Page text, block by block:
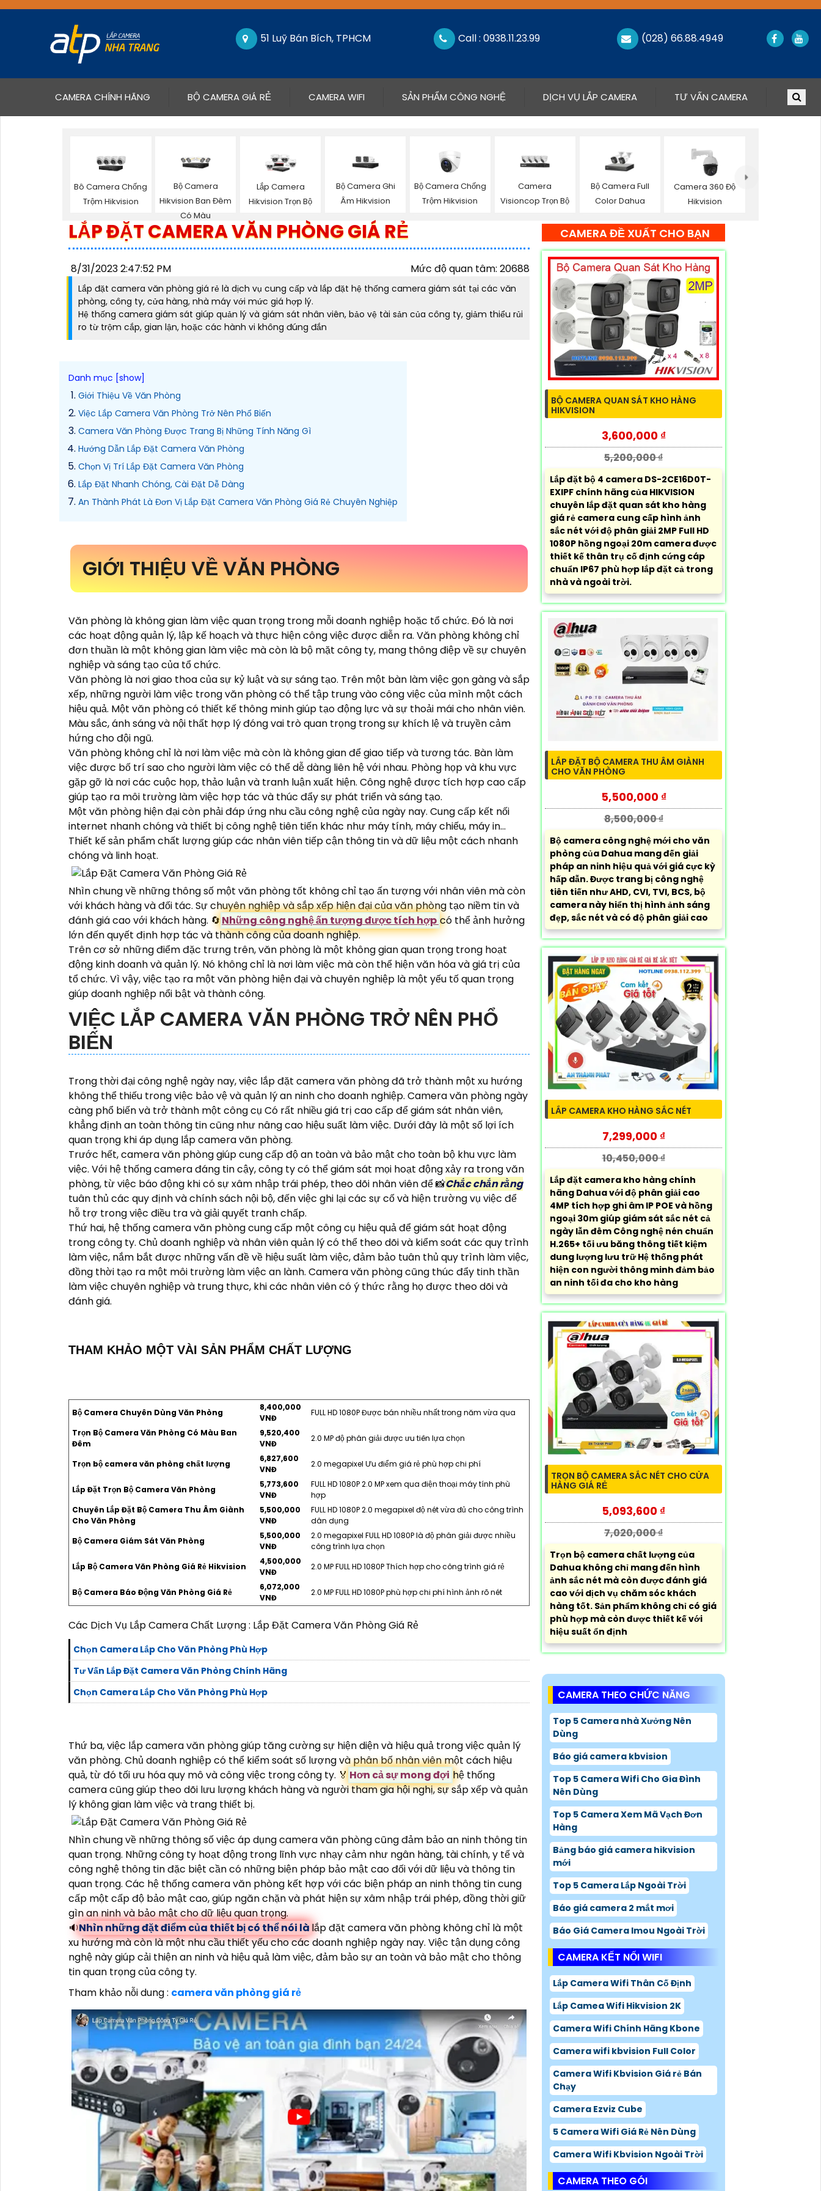
51 Luỹ Bán Bích, TPHCM Call : 0938.11.23.99 (028) 66.88.4949
CAMERA CHÍNH HÃNG(CURRENT)BỘ CAMERA GIÁ RẺ CAMERA WIFI SẢN PHẨM CÔNG NGHỆ DỊCH VỤ LẮP CAMERA TƯ VẤN CAMERA
Bô Camera Chống
Trộm Hikvision
Bộ Camera
Hikvision Ban Đêm
Có Màu
Lắp Camera
Hikvision Trọn Bộ
Bộ Camera Ghi
Âm Hikvision
Bộ Camera Chống
Trộm Hikvision
Camera
Visioncop Trọn Bộ
Bộ Camera Full
Color Dahua
Camera 360 Độ
Hikvision
LẮP ĐẶT CAMERA VĂN PHÒNG GIÁ RẺ
8/31/2023 2:47:52 PM Mức độ quan tâm: 20688
Lắp đặt camera văn phòng giá rẻ là dịch vụ cung cấp và lắp đặt hệ thống camera giám sát tại các văn
phòng, công ty, cửa hàng, nhà máy với mức giá hợp lý.
Hệ thống camera giám sát giúp quản lý và giám sát nhân viên, bảo vệ tài sản của công ty, giảm thiểu rủi
ro từ trộm cắp, gian lận, hoặc các hành vi không đúng đắn
Giới Thiệu Về Văn Phòng
Việc Lắp Camera Văn Phòng Trở Nên Phổ Biến
Camera Văn Phòng Được Trang Bị Những Tính Năng Gì
Hướng Dẫn Lắp Đặt Camera Văn Phòng
Chọn Vị Trí Lắp Đặt Camera Văn Phòng
Lắp Đặt Nhanh Chóng, Cài Đặt Dễ Dàng
An Thành Phát Là Đơn Vị Lắp Đặt Camera Văn Phòng Giá Rẻ Chuyên Nghiệp
GIỚI THIỆU VỀ VĂN PHÒNG
Văn phòng là không gian làm việc quan trọng trong mỗi doanh nghiệp hoặc tổ chức. Đó là nơi
các hoạt động quản lý, lập kế hoạch và thực hiện công việc được diễn ra. Văn phòng không chỉ
đơn thuần là một không gian làm việc mà còn là bộ mặt công ty, mang thông điệp về sự chuyên
nghiệp và sáng tạo của tổ chức.
Văn phòng là nơi giao thoa của sự kỷ luật và sự sáng tạo. Trên một bàn làm việc gọn gàng và sắp
xếp, những người làm việc trong văn phòng có thể tập trung vào công việc của mình một cách
hiệu quả. Một văn phòng có thiết kế thông minh giúp tạo động lực và sự thoải mái cho nhân viên.
Màu sắc, ánh sáng và nội thất hợp lý đóng vai trò quan trọng trong sự khích lệ và truyền cảm
hứng cho đội ngũ.
Văn phòng không chỉ là nơi làm việc mà còn là không gian để giao tiếp và tương tác. Bàn làm
việc được bố trí sao cho người làm việc có thể dễ dàng liên hệ với nhau. Phòng họp và khu vực
gặp gỡ là nơi các cuộc họp, thảo luận và tranh luận xuất hiện. Công nghệ được tích hợp cao cấp
giúp tạo ra môi trường làm việc hợp tác và thúc đẩy sự phát triển và sáng tạo.
Một văn phòng hiện đại còn phải đáp ứng nhu cầu công nghệ của ngày nay. Cung cấp kết nối
internet nhanh chóng và thiết bị công nghệ tiên tiến khác như máy tính, máy chiếu, máy in...
Thiết kế sản phẩm chất lượng giúp các nhân viên tiếp cận thông tin và dữ liệu một cách nhanh
chóng và linh hoạt.
Nhìn chung về những thông số một văn phòng tốt không chỉ tạo ấn tượng với nhân viên mà còn
với khách hàng và đối tác. Sự chuyên nghiệp và sắp xếp hiện đại của văn phòng tạo niềm tin và
đánh giá cao với khách hàng. 🔄 Những công nghệ ấn tượng được tích hợp có thể ảnh hưởng
lớn đến quyết định hợp tác và thành công của doanh nghiệp.
Trên cơ sở những điểm đặc trưng trên, văn phòng là một không gian quan trọng trong hoạt
động kinh doanh và quản lý. Nó không chỉ là nơi làm việc mà còn thể hiện văn hóa và giá trị của
tổ chức. Vì vậy, việc tạo ra một văn phòng hiện đại và chuyên nghiệp là một yếu tố quan trọng
giúp doanh nghiệp nổi bật và thành công.
VIỆC LẮP CAMERA VĂN PHÒNG TRỞ NÊN PHỔ
BIẾN
Trong thời đại công nghệ ngày nay, việc lắp đặt camera văn phòng đã trở thành một xu hướng
không thể thiếu trong việc bảo vệ và quản lý an ninh cho doanh nghiệp. Camera văn phòng ngày
càng phổ biến và trở thành một công cụ Có rất nhiều giá trị cao cấp để giám sát nhân viên,
khẳng định an toàn thông tin cũng như nâng cao hiệu suất làm việc. Dưới đây là một số lợi ích
quan trọng khi áp dụng lắp camera văn phòng.
Trước hết, camera văn phòng giúp cung cấp độ an toàn và bảo mật cho toàn bộ khu vực làm
việc. Với hệ thống camera đáng tin cậy, công ty có thể giám sát mọi hoạt động xảy ra trong văn
phòng, từ việc báo động khi có sự xâm nhập trái phép, theo dõi nhân viên để 📸Chắc chắn rằng
tuân thủ các quy định và chính sách nội bộ, đến việc ghi lại các sự cố và hiện trường vụ việc để
hỗ trợ trong việc điều tra và giải quyết tranh chấp.
Thứ hai, hệ thống camera văn phòng cung cấp một công cụ hiệu quả để giám sát hoạt động
trong công ty. Chủ doanh nghiệp và nhân viên quản lý có thể theo dõi và kiểm soát các quy trình
làm việc, nắm bắt được những vấn đề về hiệu suất làm việc, đảm bảo tuân thủ quy trình làm việc,
đồng thời tạo ra một môi trường làm việc an lành. Camera văn phòng cũng thúc đẩy tinh thần
làm việc chuyên nghiệp và trung thực, khi các nhân viên có ý thức rằng họ được theo dõi và
đánh giá.
THAM KHẢO MỘT VÀI SẢN PHẨM CHẤT LƯỢNG
Bộ Camera Chuyên Dùng Văn Phòng
8,400,000
VNĐ
FULL HD 1080P Được bán nhiều nhất trong năm vừa qua
Trọn Bộ Camera Văn Phòng Có Màu Ban
Đêm
9,520,400
VNĐ
2.0 MP độ phân giải được ưu tiên lựa chọn
Trọn bộ camera văn phòng chất lượng
6,827,600
VNĐ
2.0 megapixel Ưu điểm giá rẻ phù hợp chi phí
Lắp Đặt Trọn Bộ Camera Văn Phòng
5,773,600
VNĐ
FULL HD 1080P 2.0 MP xem qua điện thoại máy tính phù
hợp
Chuyên Lắp Đặt Bộ Camera Thu Âm Giành
Cho Văn Phòng
5,500,000
VNĐ
FULL HD 1080P 2.0 megapixel độ nét vừa đủ cho công trình
dân dụng
Bộ Camera Giám Sát Văn Phòng
5,500,000
VNĐ
2.0 megapixel FULL HD 1080P là độ phân giải được nhiều
công trình lựa chọn
Lắp Bộ Camera Văn Phòng Giá Rẻ Hikvision
4,500,000
VNĐ
2.0 MP FULL HD 1080P Thích hợp cho công trình giá rẻ
Bộ Camera Báo Động Văn Phòng Giá Rẻ
6,072,000
VNĐ
2.0 MP FULL HD 1080P phù hợp chi phí hình ảnh rõ nét
Các Dịch Vụ Lắp Camera Chất Lượng : Lắp Đặt Camera Văn Phòng Giá Rẻ
Chọn Camera Lắp Cho Văn Phòng Phù Hợp
Tư Vấn Lắp Đặt Camera Văn Phòng Chính Hãng
Chọn Camera Lắp Cho Văn Phòng Phù Hợp
Thứ ba, việc lắp camera văn phòng giúp tăng cường sự hiện diện và hiệu quả trong việc quản lý
văn phòng. Chủ doanh nghiệp có thể kiểm soát số lượng và phân bố nhân viên một cách hiệu
quả, từ đó tối ưu hóa quy mô và công việc trong công ty. ️🏅️ Hơn cả sự mong đợi hệ thống
camera cũng giúp theo dõi lưu lượng khách hàng và người tham gia hội nghị, sự sắp xếp và quản
lý không gian làm việc và trang thiết bị.
Nhìn chung về những thông số việc áp dụng camera văn phòng cũng đảm bảo an ninh thông tin
quan trọng. Những công ty hoạt động trong lĩnh vực nhạy cảm như ngân hàng, tài chính, y tế và
công nghệ thông tin đặc biệt cần có những biện pháp bảo mật cao đối với dữ liệu và thông tin
quan trọng. Các hệ thống camera văn phòng kết hợp với các biện pháp an ninh thông tin cung
cấp một cấp độ bảo mật cao, giúp ngăn chặn và phát hiện sự xâm nhập trái phép, đồng thời giữ
gìn an ninh và bảo mật cho dữ liệu quan trọng.
🔉Nhìn những đặt điểm của thiết bị có thể nói là lắp đặt camera văn phòng không chỉ là một
xu hướng mà còn là một nhu cầu thiết yếu cho các doanh nghiệp ngày nay. Việc tận dụng công
nghệ này giúp cải thiện an ninh và hiệu quả làm việc, đảm bảo sự an toàn và bảo mật cho thông
tin quan trọng của công ty.
Tham khảo nỗi dung : camera văn phòng giá rẻ
CAMERA ĐỀ XUẤT CHO BẠN
BỘ CAMERA QUAN SÁT KHO HÀNG
HIKVISION
3,600,000 ₫
5,200,000 ₫
Lắp đặt bộ 4 camera DS-2CE16D0T-
EXIPF chính hãng của HIKVISION
chuyên lắp đặt quan sát kho hàng
giá rẻ camera cung cấp hình ảnh
sắc nét với độ phân giải 2MP Full HD
1080P hồng ngoại 20m camera được
thiết kế thân trụ cố định cứng cáp
chuẩn IP67 phù hợp lắp đặt cả trong
nhà và ngoài trời.
LẮP ĐẶT BỘ CAMERA THU ÂM GIÀNH
CHO VĂN PHÒNG
5,500,000 ₫
8,500,000 ₫
Bộ camera công nghệ mới cho văn
phòng của Dahua mang đến giải
pháp an ninh hiệu quả với giá cực kỳ
hấp dẫn. Được trang bị công nghệ
tiên tiến như AHD, CVI, TVI, BCS, bộ
camera này hiển thị hình ảnh sáng
đẹp, sắc nét và có độ phân giải cao
LẮP CAMERA KHO HÀNG SẮC NÉT
7,299,000 ₫
10,450,000 ₫
Lắp đặt camera kho hàng chính
hãng Dahua với độ phân giải cao
4MP tích hợp ghi âm IP POE và hồng
ngoại 30m giúp giám sát sắc nét cả
ngày lẫn đêm Công nghệ nén chuẩn
H.265+ tối ưu băng thông tiết kiệm
dung lượng lưu trữ Hệ thống phát
hiện con người thông minh đảm bảo
an ninh tối đa cho kho hàng
TRỌN BỘ CAMERA SẮC NÉT CHO CỬA
HÀNG GIÁ RẺ
5,093,600 ₫
7,020,000 ₫
Trọn bộ camera chất lượng của
Dahua không chỉ mang đến hình
ảnh sắc nét mà còn được đánh giá
cao với dịch vụ chăm sóc khách
hàng tốt. Sản phẩm không chỉ có giá
phù hợp mà còn được thiết kế với
hiệu suất ổn định
CAMERA THEO CHỨC NĂNG
Top 5 Camera nhà Xưởng Nên
Dùng
Báo giá camera kbvision
Top 5 Camera Wifi Cho Gia Đình
Nên Dùng
Top 5 Camera Xem Mã Vạch Đơn
Hàng
Bảng báo giá camera hikvision
mới
Top 5 Camera Lắp Ngoài Trời
Báo giá camera 2 mắt mơi
Báo Giá Camera Imou Ngoài Trời
CAMERA KẾT NỐI WIFI
Lắp Camera Wifi Thân Cố Định
Lắp Camea Wifi Hikvision 2K
Camera Wifi Chính Hãng Kbone
Camera wifi kbvision Full Color
Camera Wifi Kbvision Giá rẻ Bán
Chạy
Camera Ezviz Cube
5 Camera Wifi Giá Rẻ Nên Dùng
Camera Wifi Kbvision Ngoài Trời
CAMERA THEO GÓI